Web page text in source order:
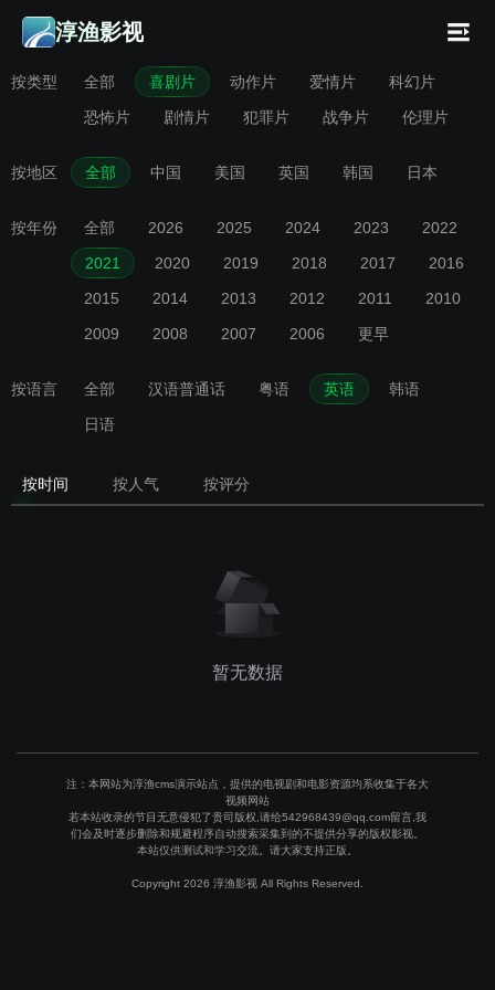
淳渔影视
按类型 全部 喜剧片 动作片 爱情片
科幻片
恐怖片
剧情片 犯罪片 战争片 伦理片
按地区 全部 中国 美国 英国 韩国 日本
按年份 全部 2026 2025 2024 2023
2022
2021
2020 2019 2018 2017
2016
2015
2014 2013 2012 2011
2010
2009
2008 2007 2006 更早
按语言 全部 汉语普通话 粤语 英语
韩语
日语
按时间 按人气 按评分
暂无数据
注：本网站为淳渔cms演示站点，提供的电视剧和电影资源均系收集于各大
视频网站
若本站收录的节目无意侵犯了贵司版权,请给542968439@qq.com留言,我
们会及时逐步删除和规避程序自动搜索采集到的不提供分享的版权影视。
本站仅供测试和学习交流。请大家支持正版。
Copyright 2026 淳渔影视 All Rights Reserved.